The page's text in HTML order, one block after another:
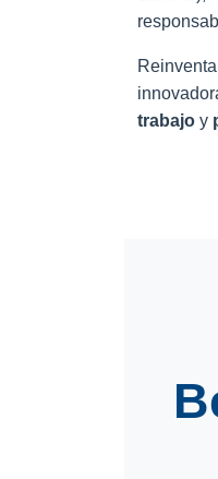
trabajo y